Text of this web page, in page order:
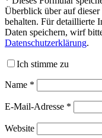
Überblick über auf
behalten. Für detaillierte
Daten speichern, wirf
Datenschutzerklärung.
Ich stimme zu
Name *
E-Mail-Adresse *
Website